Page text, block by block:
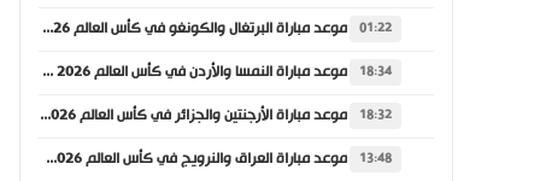
01:22 موعد مباراة البرتغال والكونغو في كأس العالم 2026 والقنوات الناقلة
18:34 موعد مباراة النمسا والأردن في كأس العالم 2026 والقنوات الناقلة
18:32 موعد مباراة الأرجنتين والجزائر في كأس العالم 2026 والقنوات الناقلة
13:48 موعد مباراة العراق والنرويج في كأس العالم 2026 والقنوات الناقلة